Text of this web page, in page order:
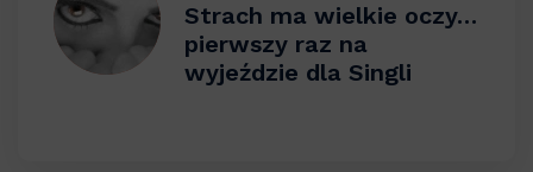
Strach ma wielkie oczy…
pierwszy raz na
wyjeździe dla Singli